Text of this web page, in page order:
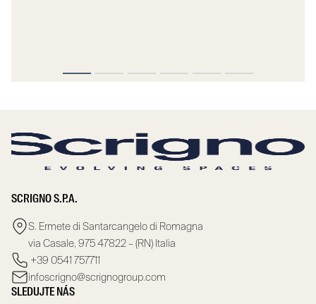
SCRIGNO S.P.A.
S. Ermete di Santarcangelo di Romagna
via Casale, 975 47822 – (RN) Italia
+39 0541 757711
infoscrigno@scrignogroup.com
SLEDUJTE NÁS